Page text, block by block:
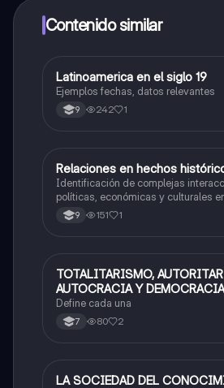
a determinadas funciones.
Contenido similar
Sociales/Historia
Latinoamerica en el siglo 19
Ejemplos fechas, datos relevantes
9 242 1
Sociales/Historia
Relaciones en hechos
Identificación de complejas
políticas, económicas y culturales
acontecimientos del pasado.
9 151 1
Sociales/Historia
TOTALITARISMO,
AUTOCRACIA Y DEMOCRACIA
Define cada una
7 80 2
Sociales/Historia
LA SOCIEDAD DEL